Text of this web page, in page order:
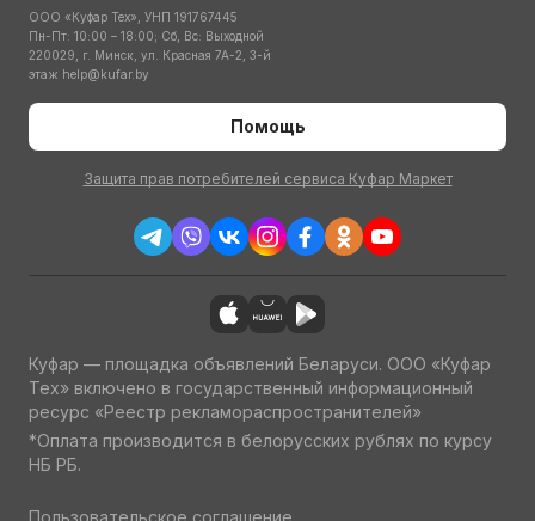
ООО «Куфар Тех», УНП 191767445
Пн-Пт: 10:00 – 18:00; Сб, Вс: Выходной
220029, г. Минск, ул. Красная 7А-2, 3-й
этаж help@kufar.by
Помощь
Защита прав потребителей сервиса Куфар Маркет
Куфар — площадка объявлений Беларуси. ООО «Куфар
Тех» включено в государственный информационный
ресурс «Реестр рекламораспространителей»
*Оплата производится в белорусских рублях по курсу
НБ РБ.
Пользовательское соглашение